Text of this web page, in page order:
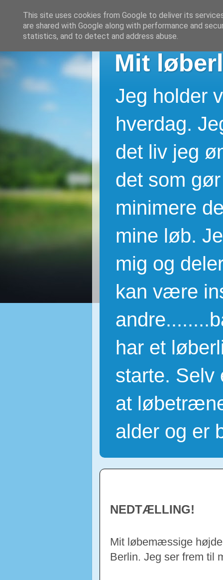
Mit
Jeg holder
hverdag.
det liv jeg
det som
minimere
mine løb.
mig og
kan være
har et
starte. Selv
at
alder og er
NEDTÆLLING!
Mit løbemæssige
Berlin. Jeg ser frem til
This site uses cookies from Google to deliver its
are shared with Google along with performance and
statistics, and to detect and address abuse.